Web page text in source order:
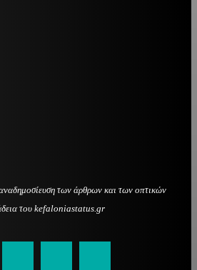
των άρθρων και των οπτικών
του kefaloniastatus.gr